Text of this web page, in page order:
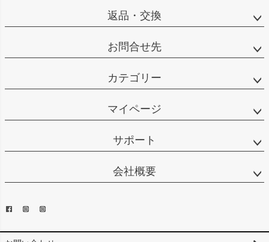
返品・交換
お問合せ先
カテゴリー
マイページ
サポート
会社概要